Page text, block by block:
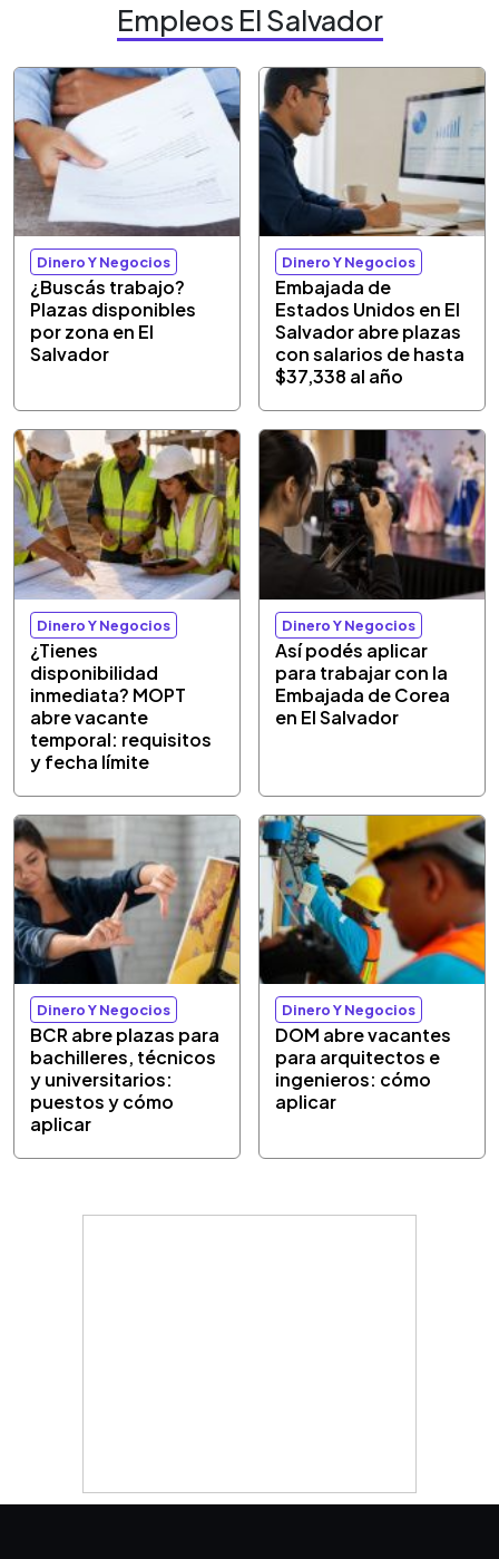
Empleos El Salvador
Dinero Y Negocios
¿Buscás trabajo?
Plazas disponibles
por zona en El
Salvador
Dinero Y Negocios
Embajada de
Estados Unidos en El
Salvador abre plazas
con salarios de hasta
$37,338 al año
Dinero Y Negocios
¿Tienes
disponibilidad
inmediata? MOPT
abre vacante
temporal: requisitos
y fecha límite
Dinero Y Negocios
Así podés aplicar
para trabajar con la
Embajada de Corea
en El Salvador
Dinero Y Negocios
BCR abre plazas para
bachilleres, técnicos
y universitarios:
puestos y cómo
aplicar
Dinero Y Negocios
DOM abre vacantes
para arquitectos e
ingenieros: cómo
aplicar